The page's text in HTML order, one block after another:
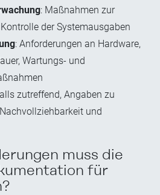
: Maßnahmen zur
der Systemausgaben
: Anforderungen an Hardware,
Wartungs- und
zutreffend, Angaben zu
und
muss die
für